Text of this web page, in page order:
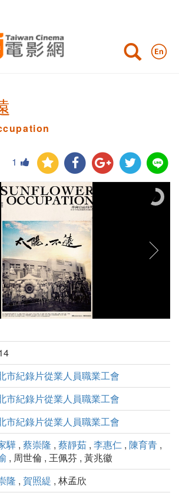
1
市紀錄片從業人員職業工會
市紀錄片從業人員職業工會
市紀錄片從業人員職業工會
驊 , 蔡崇隆 , 蔡靜茹 , 李惠仁 , 陳育青 ,
, 周世倫 , 王佩芬 , 黃兆徽
隆 , 賀照緹 , 林孟欣